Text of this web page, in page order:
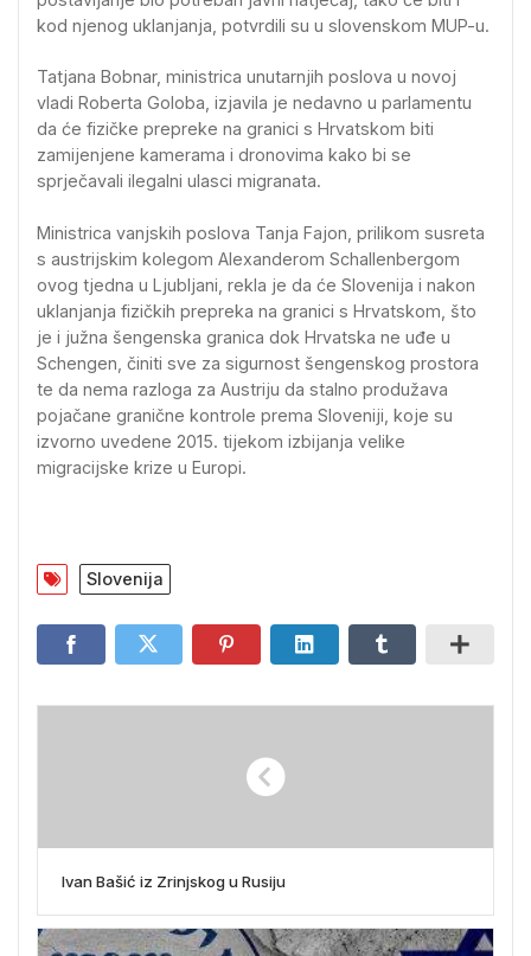
kod njenog uklanjanja, potvrdili su u slovenskom MUP-u.
Tatjana Bobnar, ministrica unutarnjih poslova u novoj
vladi Roberta Goloba, izjavila je nedavno u parlamentu
da će fizičke prepreke na granici s Hrvatskom biti
zamijenjene kamerama i dronovima kako bi se
sprječavali ilegalni ulasci migranata.
Ministrica vanjskih poslova Tanja Fajon, prilikom susreta
s austrijskim kolegom Alexanderom Schallenbergom
ovog tjedna u Ljubljani, rekla je da će Slovenija i nakon
uklanjanja fizičkih prepreka na granici s Hrvatskom, što
je i južna šengenska granica dok Hrvatska ne uđe u
Schengen, činiti sve za sigurnost šengenskog prostora
te da nema razloga za Austriju da stalno produžava
pojačane granične kontrole prema Sloveniji, koje su
izvorno uvedene 2015. tijekom izbijanja velike
migracijske krize u Europi.
Slovenija
Ivan Bašić iz Zrinjskog u Rusiju